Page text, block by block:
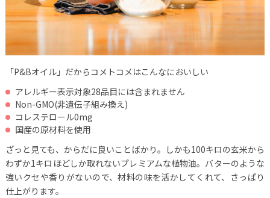
「P&Bオイル」だからコメトコメはこんなにおいしい
アレルギー表示対象28品目には含まれません
Non-GMO(非遺伝子組み換え)
コレステロール0mg
国産の原材料を使用
ざっと見ても、からだに良いことばかり。しかも100キロの玄米から
わずか1キロほどしか取れないプレミアムな植物油。バターのような
強いクセや香りがないので、材料の味を活かしてくれて、さっぱり
仕上がります。